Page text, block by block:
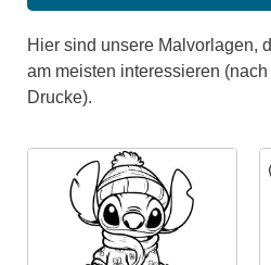
Hier sind unsere Malvorlagen,
am meisten interessieren
Drucke).